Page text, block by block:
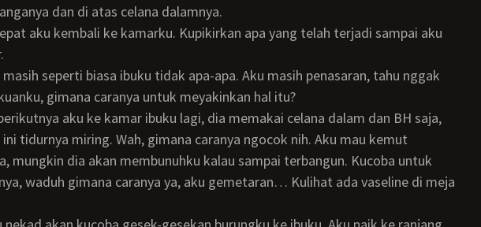
dan di atas celana dalamnya.
gimana caranya untuk meyakinkan hal itu?
tidurnya miring. Wah, gimana caranya ngocok nih. Aku mau kemut
mungkin dia akan membunuhku kalau sampai terbangun. Kucoba untuk
waduh gimana caranya ya, aku gemetaran… Kulihat ada vaseline di meja